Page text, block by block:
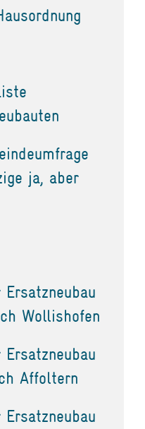
ja, aber
Wollishofen
Affoltern